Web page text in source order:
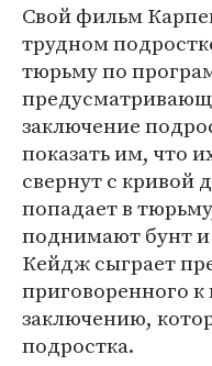
Свой фильм
трудном
тюрьму по
заключение
показать им, что
свернут с кривой
попадает в
поднимают бунт и
Кейдж сыграет
приговоренного
заключению,
подростка.